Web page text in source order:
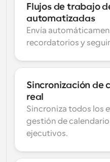
Flujos de trabajo
automatizadas
Envía
recordatorios y
Sincronización de
real
Sincroniza todos los
gestión de
ejecutivos.